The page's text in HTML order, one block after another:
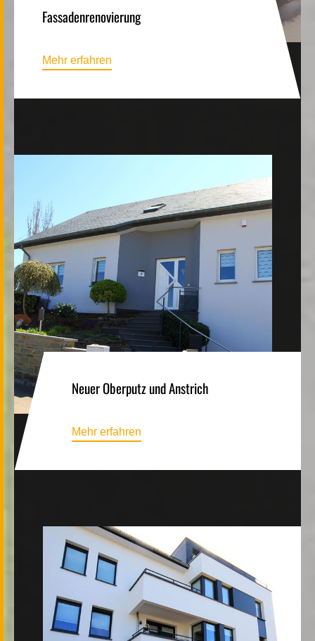
Fassadenrenovierung
Mehr erfahren
Neuer Oberputz und Anstrich
Mehr erfahren